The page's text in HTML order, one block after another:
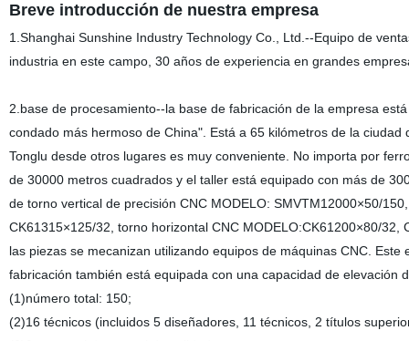
Breve introducción de nuestraempresa
1.Shanghai Sunshine Industry Technology Co., Ltd.--Equipo de
industria en este campo, 30 años de experiencia en grandes
2.base de procesamiento--la base de fabricación de la empresa
condado más hermoso de China". Está a 65 kilómetros de la
Tonglu desde otros lugares es muy conveniente. No importa por
de 30000 metros cuadrados y el taller está equipado con más de
de torno vertical de precisión CNC MODELO: SMVTM12000×50/
CK61315×125/32, torno horizontal CNC MODELO:CK61200×80/
las piezas se mecanizan utilizando equipos de máquinas CNC.
fabricación también está equipada con una capacidad de
(1)número total: 150;
(2)16 técnicos (incluidos 5 diseñadores, 11 técnicos, 2 títulos